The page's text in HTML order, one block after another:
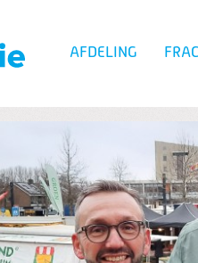
AFDELING
Blog per label